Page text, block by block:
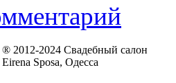
® 2012-2024 Свадебный салон
Eirena Sposa, Одесса